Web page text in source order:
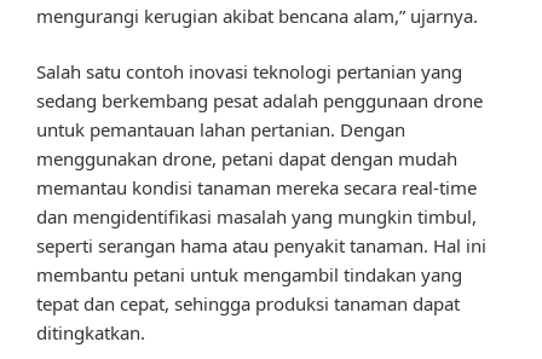
mengurangi kerugian akibat bencana alam,” ujarnya.
Salah satu contoh inovasi teknologi pertanian yang
sedang berkembang pesat adalah penggunaan drone
untuk pemantauan lahan pertanian. Dengan
menggunakan drone, petani dapat dengan mudah
memantau kondisi tanaman mereka secara real-time
dan mengidentifikasi masalah yang mungkin timbul,
seperti serangan hama atau penyakit tanaman. Hal ini
membantu petani untuk mengambil tindakan yang
tepat dan cepat, sehingga produksi tanaman dapat
ditingkatkan.